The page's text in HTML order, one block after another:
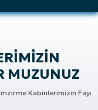
MUZUNUZ
Kabinlerimizin